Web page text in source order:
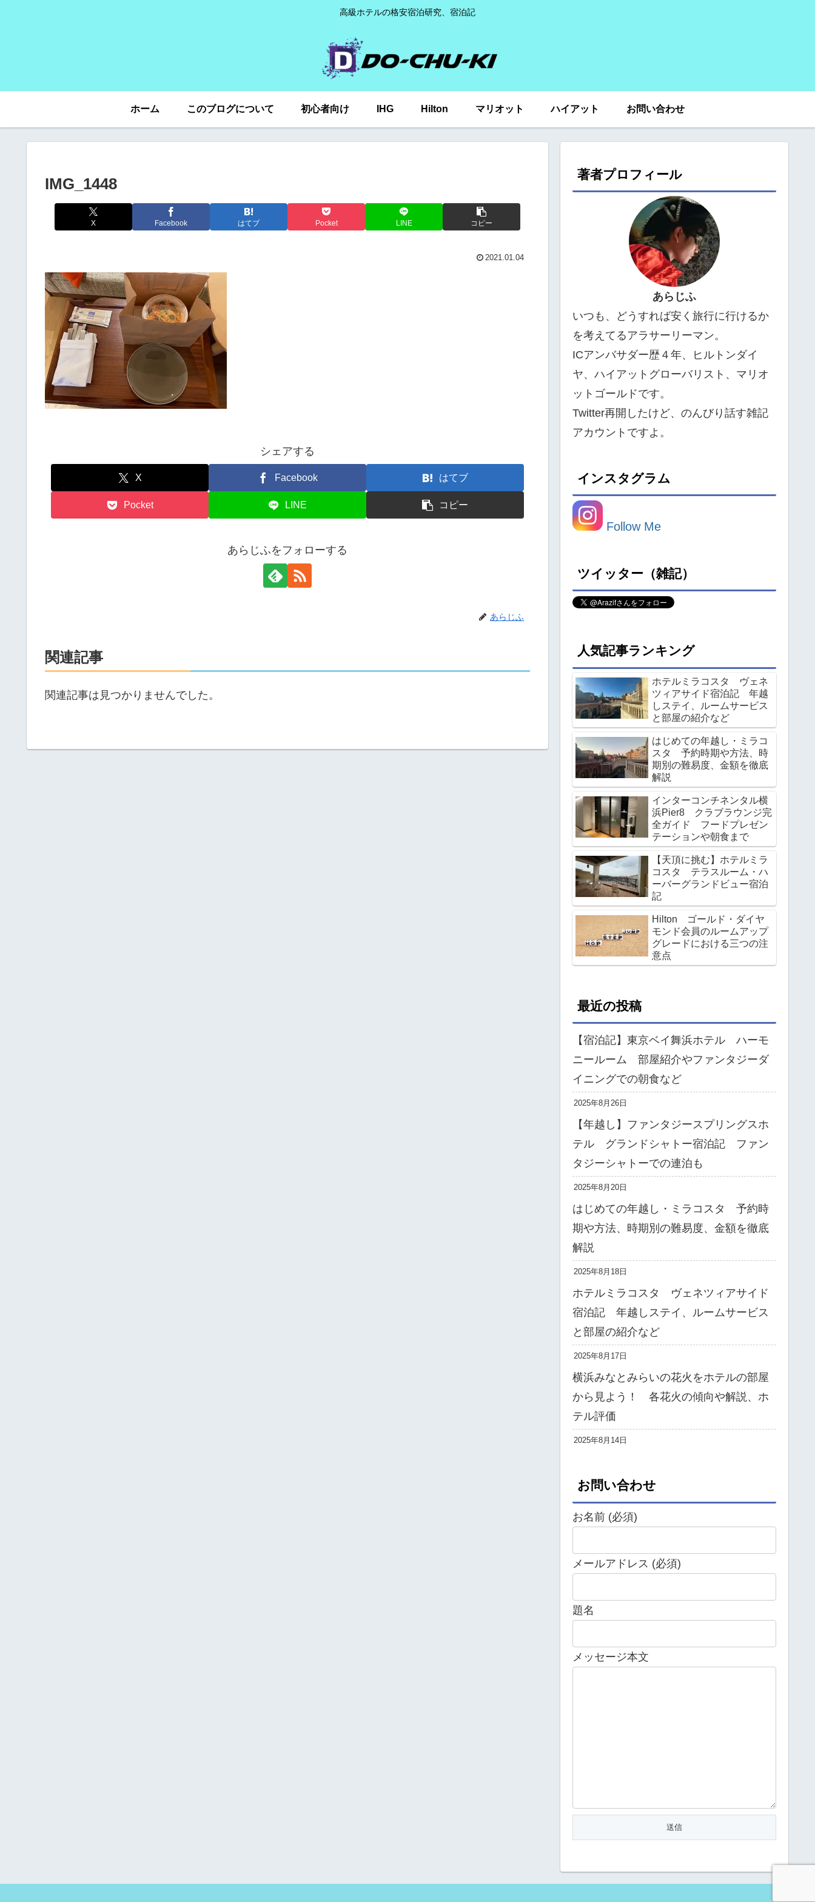
高級ホテルの格安宿泊研究、宿泊記
ホーム このブログについて 初心者向け IHG Hilton マリオット ハイアット お問い合わせ
IMG_1448
X Facebook はてブ Pocket LINE コピー
2021.01.04
シェアする
X Facebook はてブ
Pocket LINE コピー
あらじふをフォローする
あらじふ
関連記事
関連記事は見つかりませんでした。
著者プロフィール
あらじふ
いつも、どうすれば安く旅行に行けるか
を考えてるアラサーリーマン。
ICアンバサダー歴４年、ヒルトンダイ
ヤ、ハイアットグローバリスト、マリオ
ットゴールドです。
Twitter再開したけど、のんびり話す雑記
アカウントですよ。
インスタグラム
Follow Me
ツイッター（雑記）
人気記事ランキング
ホテルミラコスタ ヴェネ
ツィアサイド宿泊記 年越
しステイ、ルームサービス
と部屋の紹介など
はじめての年越し・ミラコ
スタ 予約時期や方法、時
期別の難易度、金額を徹底
解説
インターコンチネンタル横
浜Pier8 クラブラウンジ完
全ガイド フードプレゼン
テーションや朝食まで
【天頂に挑む】ホテルミラ
コスタ テラスルーム・ハ
ーバーグランドビュー宿泊
記
Hilton ゴールド・ダイヤ
モンド会員のルームアップ
グレードにおける三つの注
意点
最近の投稿
【宿泊記】東京ベイ舞浜ホテル ハーモ
ニールーム 部屋紹介やファンタジーダ
イニングでの朝食など
2025年8月26日
【年越し】ファンタジースプリングスホ
テル グランドシャトー宿泊記 ファン
タジーシャトーでの連泊も
2025年8月20日
はじめての年越し・ミラコスタ 予約時
期や方法、時期別の難易度、金額を徹底
解説
2025年8月18日
ホテルミラコスタ ヴェネツィアサイド
宿泊記 年越しステイ、ルームサービス
と部屋の紹介など
2025年8月17日
横浜みなとみらいの花火をホテルの部屋
から見よう！ 各花火の傾向や解説、ホ
テル評価
2025年8月14日
お問い合わせ
お名前 (必須)
メールアドレス (必須)
題名
メッセージ本文